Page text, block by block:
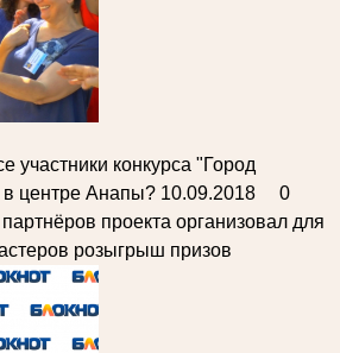
участники конкурса "Город
в центре Анапы? 10.09.2018
0
проекта организовал для
розыгрыш призов